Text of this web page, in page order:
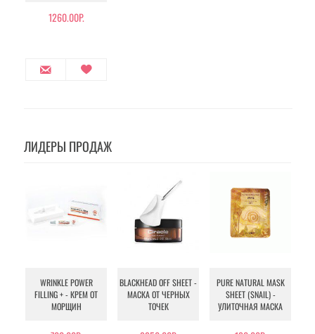
1260.00Р.
ЛИДЕРЫ ПРОДАЖ
WRINKLE POWER
FILLING + - КРЕМ ОТ
МОРЩИН
BLACKHEAD OFF SHEET -
МАСКА ОТ ЧЕРНЫХ
ТОЧЕК
PURE NATURAL MASK
SHEET (SNAIL) -
УЛИТОЧНАЯ МАСКА